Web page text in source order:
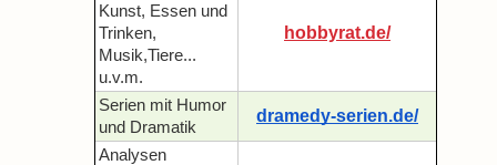
Kunst, Essen und
Trinken,
Musik,Tiere...
u.v.m.
hobbyrat.de/
Serien mit Humor
und Dramatik
dramedy-serien.de/
Analysen